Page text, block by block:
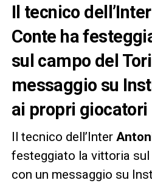
Il tecnico
Conte ha
sul campo del
messaggio su
ai propri giocatori
Il tecnico dell’Inter
festeggiato la vittoria sul
con un messaggio su